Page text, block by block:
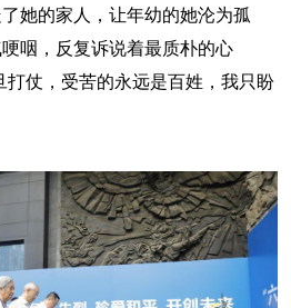
她的家人，让年幼的她沦为孤
咽，反复诉说着最质朴的心
打仗，受苦的永远是百姓，我只盼